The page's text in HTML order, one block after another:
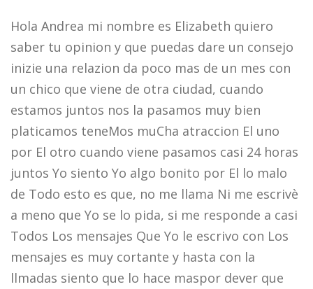
Hola Andrea mi nombre es Elizabeth quiero
saber tu opinion y que puedas dare un consejo
inizie una relazion da poco mas de un mes con
un chico que viene de otra ciudad, cuando
estamos juntos nos la pasamos muy bien
platicamos teneMos muCha atraccion El uno
por El otro cuando viene pasamos casi 24 horas
juntos Yo siento Yo algo bonito por El lo malo
de Todo esto es que, no me llama Ni me escrivè
a meno que Yo se lo pida, si me responde a casi
Todos Los mensajes Que Yo le escrivo con Los
mensajes es muy cortante y hasta con la
llmadas siento que lo hace maspor dever que